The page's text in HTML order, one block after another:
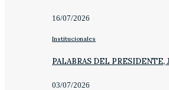
16/07/2026
Institucionales
PALABRAS DEL PRESIDENTE,
03/07/2026